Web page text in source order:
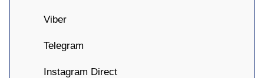
Viber
Telegram
Instagram Direct